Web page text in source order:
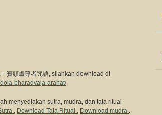
賓頭盧尊者咒語, silahkan download di
bharadvaja-arahat/
menyediakan sutra, mudra, dan tata ritual
, Download Tata Ritual , Download mudra .